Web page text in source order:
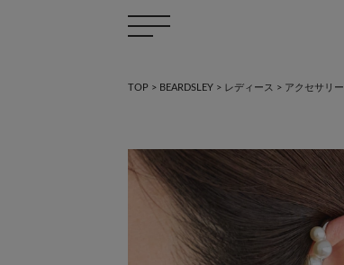
TOP > BEARDSLEY > レディース > アクセサリー